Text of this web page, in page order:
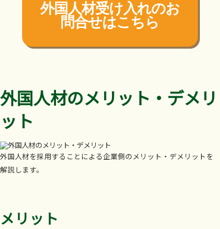
外国人材受け入れのお
問合せはこちら
外国人材のメリット・デメリ
ット
外国人材を採用することによる企業側のメリット・デメリットを
解説します。
メリット